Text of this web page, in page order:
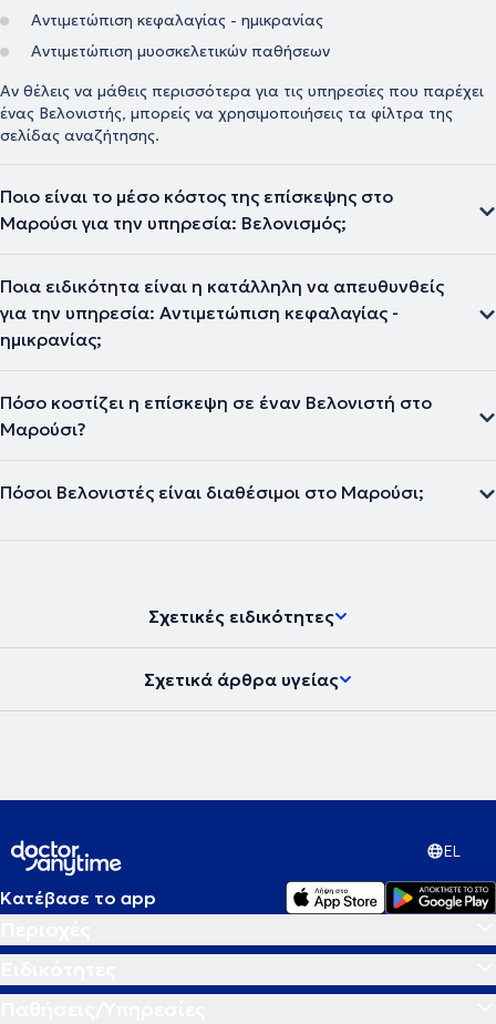
Αντιμετώπιση κεφαλαγίας - ημικρανίας
Αντιμετώπιση μυοσκελετικών παθήσεων
Αν θέλεις να μάθεις περισσότερα για τις υπηρεσίες που παρέχει
ένας Βελονιστής, μπορείς να χρησιμοποιήσεις τα φίλτρα της
σελίδας αναζήτησης.
Ποιο είναι το μέσο κόστος της επίσκεψης στο
Μαρούσι για την υπηρεσία: Βελονισμός;
Ποια ειδικότητα είναι η κατάλληλη να απευθυνθείς
για την υπηρεσία: Αντιμετώπιση κεφαλαγίας -
ημικρανίας;
Πόσο κοστίζει η επίσκεψη σε έναν Βελονιστή στο
Μαρούσι?
Πόσοι Βελονιστές είναι διαθέσιμοι στο Μαρούσι;
Σχετικές ειδικότητες
Σχετικά άρθρα υγείας
EL
Κατέβασε το app